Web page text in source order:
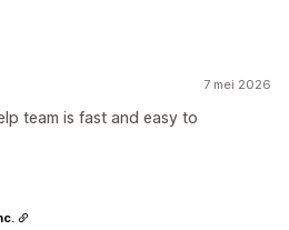
7 mei 2026
team is fast and easy to